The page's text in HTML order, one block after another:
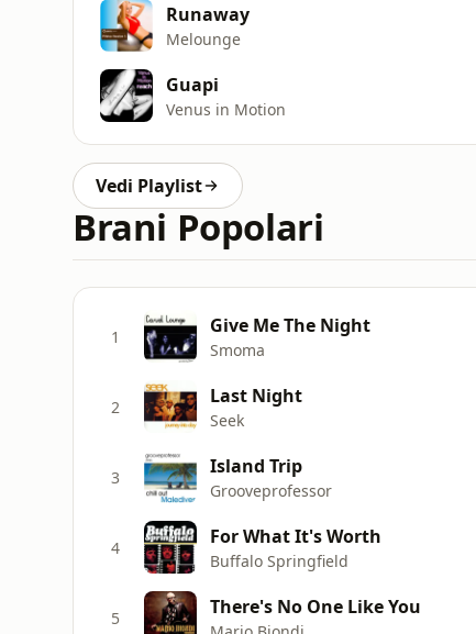
Runaway
Melounge
Guapi
Venus in Motion
Vedi Playlist
Brani Popolari
1 Give Me The Night
Smoma
2 Last Night
Seek
3 Island Trip
Grooveprofessor
4 For What It's Worth
Buffalo Springfield
5 There's No One Like You